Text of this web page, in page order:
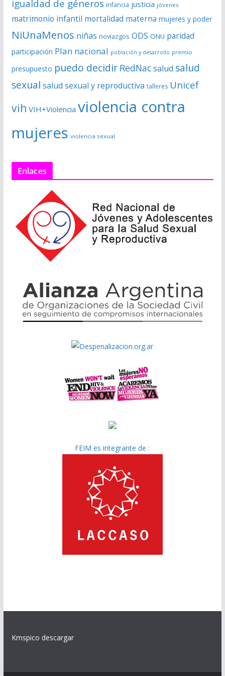
igualdad de géneros infancia justicia jóvenes
matrimonio infantil mortalidad materna mujeres y poder
NiUnaMenos niñas noviazgos ODS ONU paridad
participación Plan nacional población y desarrollo premio
presupuesto puedo decidir RedNacsalud salud
sexual salud sexual y reproductiva talleres Unicef
vih VIH+Violencia violencia contra
mujeres violencia sexual
Enlaces
FEIM es integrante de :
Kmspico descargar